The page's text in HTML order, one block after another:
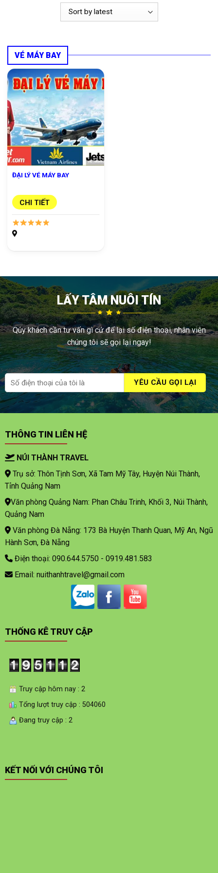
VÉ MÁY BAY
ĐẠI LÝ VÉ MÁY BAY
CHI TIẾT
LẤY TÂM NUÔI TÍN
Qúy khách cần tư vấn gì cứ để lại số điện thoại, nhân viên
chúng tôi sẽ gọi lại ngay!
THÔNG TIN LIÊN HỆ
NÚI THÀNH TRAVEL
Trụ sở: Thôn Tịnh Sơn, Xã Tam Mỹ Tây, Huyện Núi Thành,
Tỉnh Quảng Nam
Văn phòng Quảng Nam: Phan Châu Trinh, Khối 3, Núi Thành,
Quảng Nam
Văn phòng Đà Nẵng: 173 Bà Huyện Thanh Quan, Mỹ An, Ngũ
Hành Sơn, Đà Nẵng
Điện thoại: 090.644.5750 - 0919.481.583
Email: nuithanhtravel@gmail.com
THỐNG KÊ TRUY CẬP
Truy cập hôm nay : 2
Tổng lượt truy cập : 504060
Đang truy cập : 2
KẾT NỐI VỚI CHÚNG TÔI